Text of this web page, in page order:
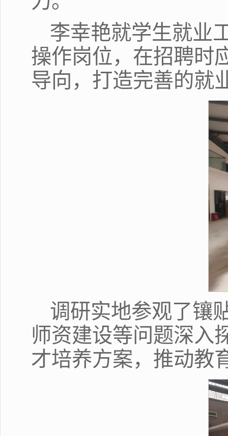
李幸艳就学生就业
操作岗位，在招聘时
导向，打造完善的就
调研实地参观了镶
师资建设等问题深入
才培养方案，推动教